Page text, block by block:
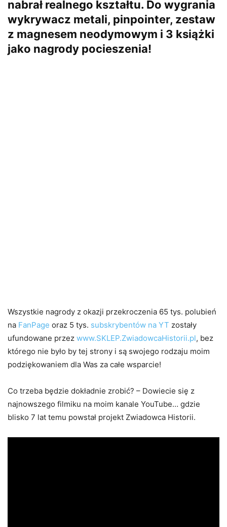
nabrał realnego kształtu. Do wygrania
wykrywacz metali, pinpointer, zestaw
z magnesem neodymowym i 3 książki
jako nagrody pocieszenia!
Wszystkie nagrody z okazji przekroczenia 65 tys. polubień
na FanPage oraz 5 tys. subskrybentów na YT zostały
ufundowane przez www.SKLEP.ZwiadowcaHistorii.pl, bez
którego nie było by tej strony i są swojego rodzaju moim
podziękowaniem dla Was za całe wsparcie!
Co trzeba będzie dokładnie zrobić? – Dowiecie się z
najnowszego filmiku na moim kanale YouTube… gdzie
blisko 7 lat temu powstał projekt Zwiadowca Historii.